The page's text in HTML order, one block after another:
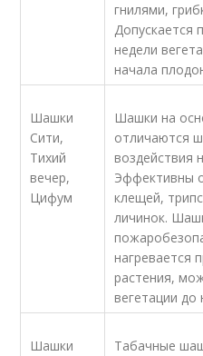
гнилями,
Допускается
недели
начала
Шашки
Сити,
Тихий
вечер,
Цифум
Шашки на
отличаются
воздействия
Эффективны
клещей,
личинок.
нагревается
растения,
вегетации
Шашки
Табачные